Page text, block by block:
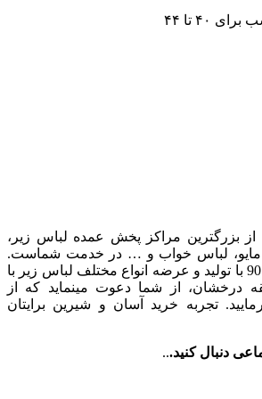
۴٠ تا ۴۴
از بزرگترین مراکز پخش عمده لباس زیر،
لباس خواب و … در خدمت شماست.
مجموعه بزرگ پوشاک 90 با تولید و عرضه انواع مختلف لباس زیر با
سابقه درخشان، از شما دعوت مینماید که از
تجربه خرید آسان و شیرین برایتان
دنبال کنید...